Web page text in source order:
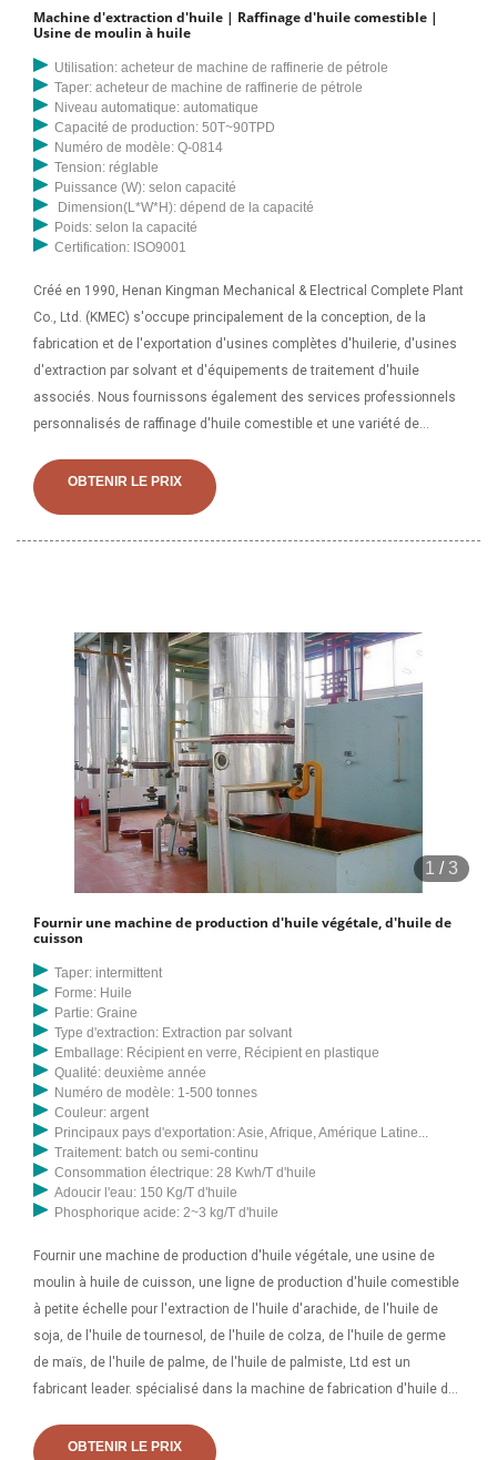
Machine d'extraction d'huile | Raffinage d'huile comestible |
Usine de moulin à huile
Utilisation: acheteur de machine de raffinerie de pétrole
Taper: acheteur de machine de raffinerie de pétrole
Niveau automatique: automatique
Capacité de production: 50T~90TPD
Numéro de modèle: Q-0814
Tension: réglable
Puissance (W): selon capacité
Dimension(L*W*H): dépend de la capacité
Poids: selon la capacité
Certification: ISO9001
Créé en 1990, Henan Kingman Mechanical & Electrical Complete Plant
Co., Ltd. (KMEC) s'occupe principalement de la conception, de la
fabrication et de l'exportation d'usines complètes d'huilerie, d'usines
d'extraction par solvant et d'équipements de traitement d'huile
associés. Nous fournissons également des services professionnels
personnalisés de raffinage d'huile comestible et une variété de
presse à huile comestible, machine d'extraction d'huile
d'arachide/moulin à huile de graines de tournesol. Corps en acier
OBTENIR LE PRIX
1 /3
Fournir une machine de production d'huile végétale, d'huile de
cuisson
Taper: intermittent
Forme: Huile
Partie: Graine
Type d'extraction: Extraction par solvant
Emballage: Récipient en verre, Récipient en plastique
Qualité: deuxième année
Numéro de modèle: 1-500 tonnes
Couleur: argent
Principaux pays d'exportation: Asie, Afrique, Amérique Latine...
Traitement: batch ou semi-continu
Consommation électrique: 28 Kwh/T d'huile
Adoucir l'eau: 150 Kg/T d'huile
Phosphorique acide: 2~3 kg/T d'huile
Fournir une machine de production d'huile végétale, une usine de
moulin à huile de cuisson, une ligne de production d'huile comestible
à petite échelle pour l'extraction de l'huile d'arachide, de l'huile de
soja, de l'huile de tournesol, de l'huile de colza, de l'huile de germe
de maïs, de l'huile de palme, de l'huile de palmiste, Ltd est un
fabricant leader. spécialisé dans la machine de fabrication d'huile de
l'huile de cuisson. BeyRong a le ministère de la presse à huile, des
OBTENIR LE PRIX